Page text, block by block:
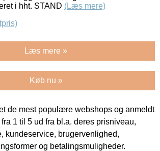
i hht. STAND (Læs mere)
Læs mere »
Køb nu »
de mest populære webshops og anmeldt
1 til 5 ud fra bl.a. deres prisniveau,
kundeservice, brugervenlighed,
og betalingsmuligheder.